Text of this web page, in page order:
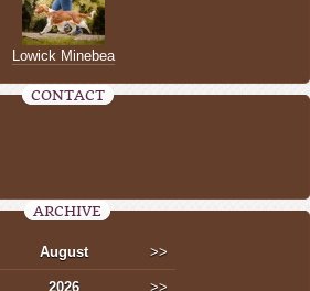
Lowick Minebea
CONTACT
ARCHIVE
August >>
2026 >>